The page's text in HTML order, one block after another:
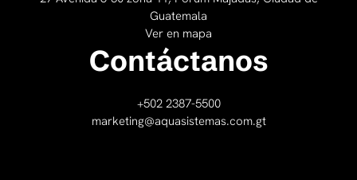
Guatemala
Ver en mapa
Contáctanos
+502 2387-5500
marketing@aquasistemas.com.gt